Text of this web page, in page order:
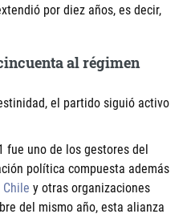
por diez años, es decir,
al régimen
el partido siguió activo
fue uno de los gestores del
política compuesta además
y otras organizaciones
del mismo año, esta alianza